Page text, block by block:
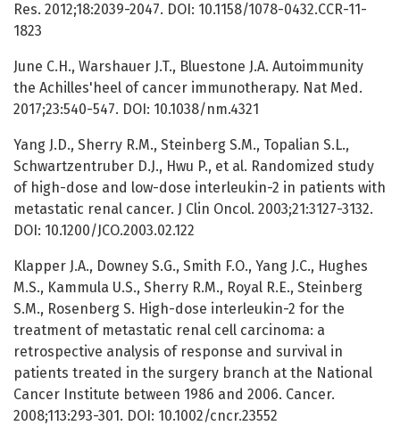
Res. 2012;18:2039-2047. DOI: 10.1158/1078-0432.CCR-11-
1823
June C.H., Warshauer J.T., Bluestone J.A. Autoimmunity
the Achilles'heel of cancer immunotherapy. Nat Med.
2017;23:540-547. DOI: 10.1038/nm.4321
Yang J.D., Sherry R.M., Steinberg S.M., Topalian S.L.,
Schwartzentruber D.J., Hwu P., et al. Randomized study
of high-dose and low-dose interleukin-2 in patients with
metastatic renal cancer. J Clin Oncol. 2003;21:3127-3132.
DOI: 10.1200/JCO.2003.02.122
Klapper J.A., Downey S.G., Smith F.O., Yang J.C., Hughes
M.S., Kammula U.S., Sherry R.M., Royal R.E., Steinberg
S.M., Rosenberg S. High-dose interleukin-2 for the
treatment of metastatic renal cell carcinoma: a
retrospective analysis of response and survival in
patients treated in the surgery branch at the National
Cancer Institute between 1986 and 2006. Cancer.
2008;113:293-301. DOI: 10.1002/cncr.23552